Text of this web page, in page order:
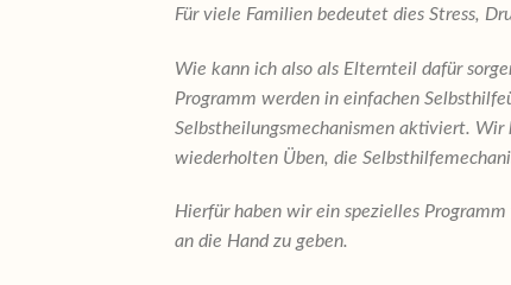
Für viele Familien bedeutet dies Stress,
Wie kann ich also als Elternteil dafür
Programm werden in einfachen
Selbstheilungsmechanismen aktiviert. Wir
wiederholten Üben, die
Hierfür haben wir ein spezielles
an die Hand zu geben.